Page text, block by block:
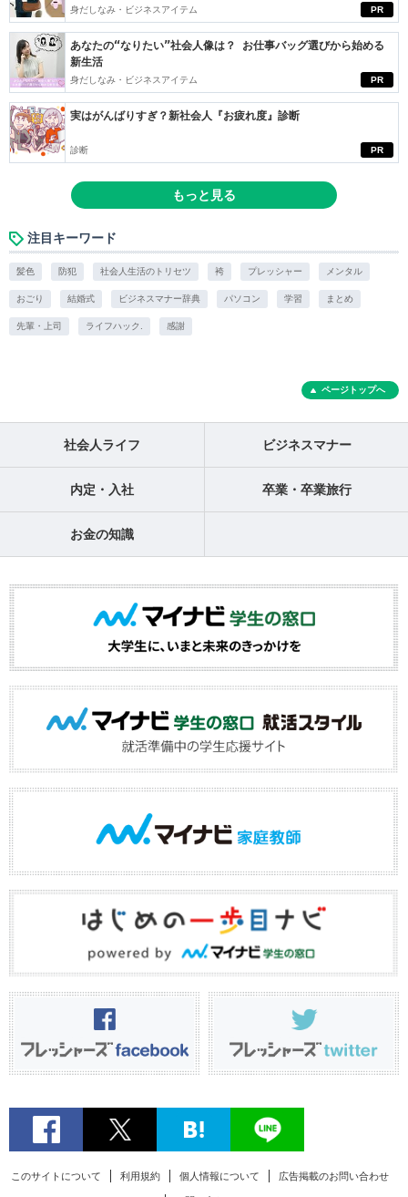
PR
身だしなみ・ビジネスアイテム
PR
あなたの“なりたい”社会人像は？ お仕事バッグ選びから始める
新生活
身だしなみ・ビジネスアイテム
PR
実はがんばりすぎ？新社会人『お疲れ度』診断
診断
もっと見る
注目キーワード
髪色 防犯 社会人生活のトリセツ 袴 プレッシャー メンタル
おごり 結婚式 ビジネスマナー辞典 パソコン 学習 まとめ
先輩・上司 ライフハック. 感謝
ページトップへ
社会人ライフ ビジネスマナー
内定・入社 卒業・卒業旅行
お金の知識
このサイトについて 利用規約 個人情報について 広告掲載のお問い合わせ